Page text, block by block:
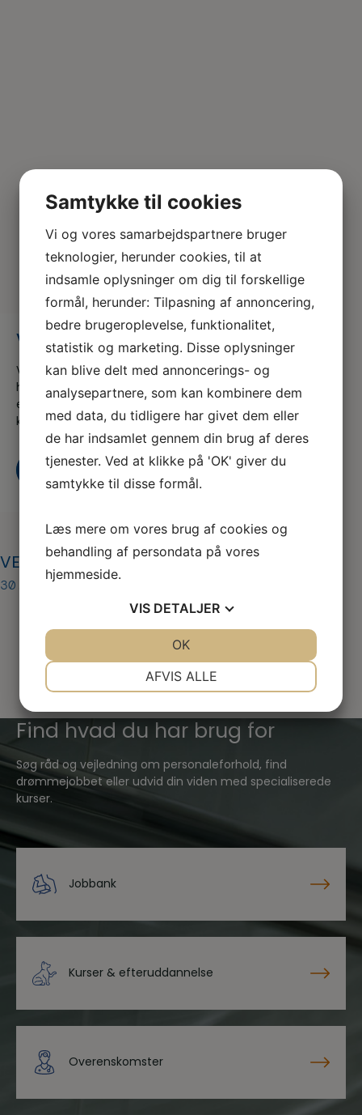
VET årsmøde oplæg 1
Vi er en del af serviceforbundet og er til for at
hjælpe dig når du er i tvivl, skal skal godt videre
eller søger nyt, både som din fagforening og A-
kasse
Kontakt os Bliv medlem i dag
VET årsmøde oplæg 1
30. okt 2024
Find hvad du har brug for
Søg råd og vejledning om personaleforhold, find
drømmejobbet eller udvid din viden med specialiserede
kurser.
Jobbank
Kurser & efteruddannelse
Overenskomster
Samtykke til cookies
Vi og vores samarbejdspartnere bruger
teknologier, herunder cookies, til at
indsamle oplysninger om dig til forskellige
formål, herunder: Tilpasning af annoncering,
bedre brugeroplevelse, funktionalitet,
statistik og marketing. Disse oplysninger
kan blive delt med annoncerings- og
analysepartnere, som kan kombinere dem
med data, du tidligere har givet dem eller
de har indsamlet gennem din brug af deres
tjenester. Ved at klikke på 'OK' giver du
samtykke til disse formål.
Læs mere om vores brug af cookies og
behandling af persondata på vores
hjemmeside.
VIS DETALJER
MARKETING STATISTIK
AFVIS ALLE
OK